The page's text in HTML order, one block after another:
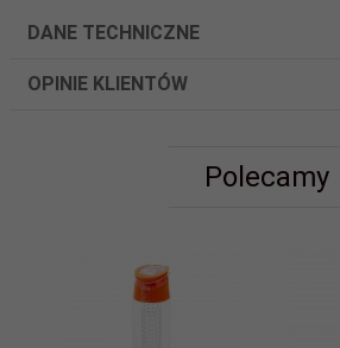
DANE TECHNICZNE
OPINIE KLIENTÓW
Polecamy